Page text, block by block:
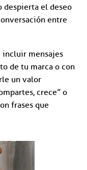
despierta el deseo
entre
incluir mensajes
de tu marca o con
un valor
crece” o
frases que